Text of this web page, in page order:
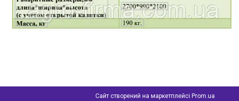
Сайт створений на маркетплейсі Prom.ua